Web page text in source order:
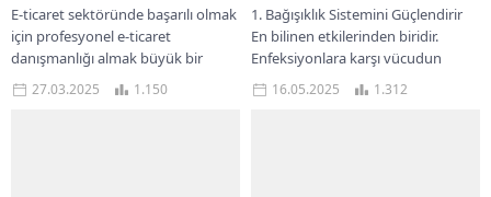
E-ticaret sektöründe başarılı olmak
için profesyonel e-ticaret
danışmanlığı almak büyük bir
avantaj sağlayan bir adımdır. Söz
konusu danışmanlık hizmeti
27.03.2025 1.150
1. Bağışıklık Sistemini Güçlendirir
En bilinen etkilerinden biridir.
Enfeksiyonlara karşı vücudun
savunmasını artırır. Beyaz kan
hücrelerinin üretimini destekler.
16.05.2025 1.312